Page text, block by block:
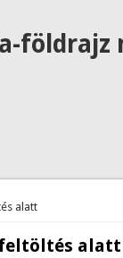
földrajz
alatt
alatt